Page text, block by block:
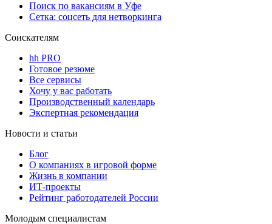
Поиск по вакансиям в Уфе
Сетка: соцсеть для нетворкинга
Соискателям
hh PRO
Готовое резюме
Все сервисы
Хочу у вас работать
Производственный календарь
Экспертная рекомендация
Новости и статьи
Блог
О компаниях в игровой форме
Жизнь в компании
ИТ-проекты
Рейтинг работодателей России
Молодым специалистам